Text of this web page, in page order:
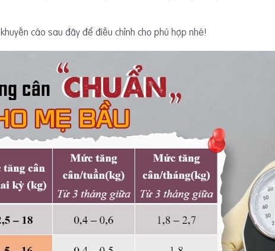
cáo sau đây để điều chỉnh cho phù hợp nhé!